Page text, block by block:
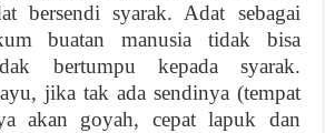
bersendi syarak. Adat sebagai
buatan manusia tidak bisa
bertumpu kepada syarak.
jika tak ada sendinya (tempat
akan goyah, cepat lapuk dan